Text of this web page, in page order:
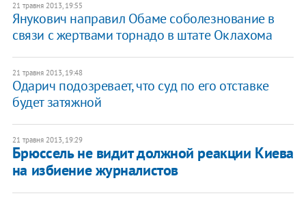
21 травня 2013, 19:55
Янукович направил Обаме соболезнование в
связи с жертвами торнадо в штате Оклахома
21 травня 2013, 19:48
Одарич подозревает, что суд по его отставке
будет затяжной
21 травня 2013, 19:29
Брюссель не видит должной реакции Киева
на избиение журналистов